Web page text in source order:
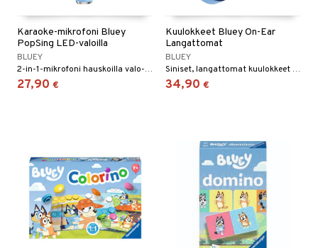
Karaoke-mikrofoni Bluey
PopSing LED-valoilla
BLUEY
2-in-1-mikrofoni hauskoilla valo- ja äänitehosteilla.
27,90 €
Kuulokkeet Bluey On-Ear
Langattomat
BLUEY
Siniset, langattomat kuulokkeet Bluey-kuviolla.
34,90 €